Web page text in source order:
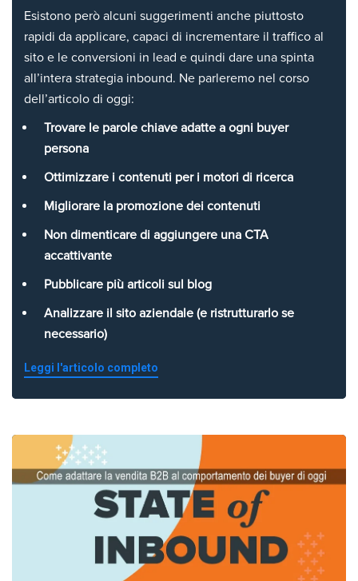
Esistono però alcuni suggerimenti anche piuttosto
rapidi da applicare, capaci di incrementare il traffico al
sito e le conversioni in lead e quindi dare una spinta
all’intera strategia inbound. Ne parleremo nel corso
dell’articolo di oggi:
Trovare le parole chiave adatte a ogni buyer
persona
Ottimizzare i contenuti per i motori di ricerca
Migliorare la promozione dei contenuti
Non dimenticare di aggiungere una CTA
accattivante
Pubblicare più articoli sul blog
Analizzare il sito aziendale (e ristrutturarlo se
necessario)
Leggi l'articolo completo